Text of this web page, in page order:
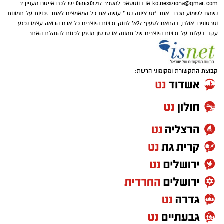
בואו אם כן נלמד כיצד התורה מגדירה את האדם
ה'נזקק' בהקשר של מצוות ה'צדקה' הנאמרת
בפרשת השבוע וכך נאמר: "כי יהיה בך אביון..." מה
פשר המונח 'בך' אביון?.
וכי האביון הוא בי הרי האביון הוא זולתי? אלא
איזהו אביון שהוא 'בך' כלומר, שהוא תלוי בך בלבד,
kolnessziona@gmail.com
או בווטסאפ למספר 0515301717 יש לכם אייטם מעניין ?
נשמח לשמוע מכם . אתר "נס ציונה נט " עושה את כל המאמצים לאתר זכויות על תמונות
וסרטונים. אולם, בהתאם לסעיף 27א' לחוק זכויות היוצרים כל אדם הרואה עצמו נפגע
עקב בעלות על זכויות היוצרים של תמונה או סרטון מוזמן לפנות להנהלת האתר
קבוצת התקשורת ומקומוני הרשת: